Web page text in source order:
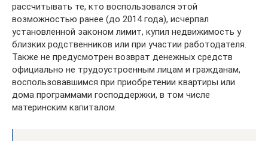
рассчитывать те, кто воспользовался этой
возможностью ранее (до 2014 года), исчерпал
установленной законом лимит, купил недвижимость у
близких родственников или при участии работодателя.
Также не предусмотрен возврат денежных средств
официально не трудоустроенным лицам и гражданам,
воспользовавшимся при приобретении квартиры или
дома программами господдержки, в том числе
материнским капиталом.